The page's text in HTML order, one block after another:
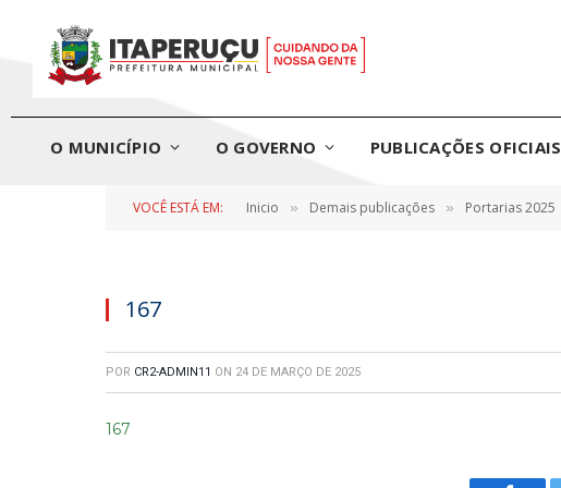
O MUNICÍPIO O GOVERNO PUBLICAÇÕES OFICIAIS
VOCÊ ESTÁ EM: Inicio » Demais publicações » Portarias 2025
167
POR CR2-ADMIN11 ON 24 DE MARÇO DE 2025
167